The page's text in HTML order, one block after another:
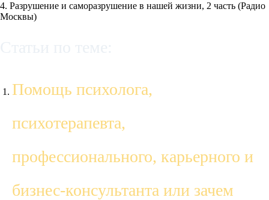
4. Разрушение и саморазрушение в нашей жизни, 2 часть (Радио
Москвы)
Помощь психолога,
психотерапевта,
профессионального, карьерного и
бизнес-консультанта или зачем